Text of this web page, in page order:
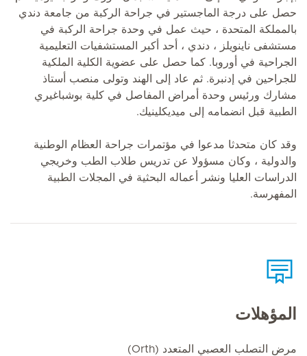
حصل على درجة الماجستير في جراحة الركبة من جامعة دندي
بالمملكة المتحدة ، حيث عمل في وحدة جراحة الركبة في
مستشفى ناينويلز ، دندي ، أحد أكبر المستشفيات التعليمية
الجراحية في أوروبا. كما حصل على عضوية الكلية الملكية
للجراحين في إدنبرة. ثم عاد إلى الهند وتولى منصب أستاذ
مشارك ورئيس وحدة أمراض المفاصل في كلية بوشباغيري
الطبية قبل انضمامه إلى ميديكلينيك.
وقد كان متحدثا مدعوا في مؤتمرات جراحة العظام الوطنية
والدولية ، وكان مسؤولا عن تدريس طلاب الطب وخريجي
الدراسات العليا ونشر أعماله البحثية في المجلات الطبية
المفهرسة.
المؤهلات
مرض التصلب العصبي المتعدد (Orth)